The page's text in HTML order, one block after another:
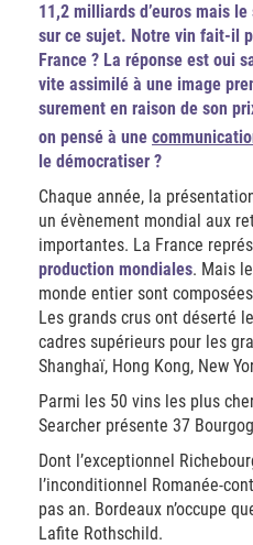
11,2 milliards d’euros mais
sur ce sujet. Notre vin fait-il
France ? La réponse est oui
vite assimilé à une image
surement en raison de son
on pensé à une
le démocratiser ?
Chaque année, la
un évènement mondial aux
importantes. La France
production mondiales. Mais
monde entier sont
Les grands crus ont déserté
cadres supérieurs pour les
Shanghaï, Hong Kong, New
Parmi les 50 vins les plus
Searcher présente 37
Dont l’exceptionnel
l’inconditionnel Romanée-
pas an. Bordeaux n’occupe
Lafite Rothschild.